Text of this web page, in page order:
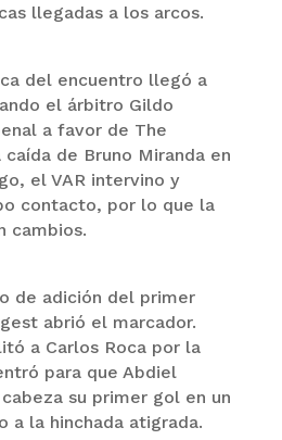
llegadas a los arcos.
del encuentro llegó a
el árbitro Gildo
a favor de The
de Bruno Miranda en
el VAR intervino y
contacto, por lo que la
cambios.
de adición del primer
abrió el marcador.
a Carlos Roca por la
para que Abdiel
su primer gol en un
a la hinchada atigrada.